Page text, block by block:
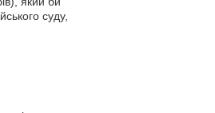
суду,